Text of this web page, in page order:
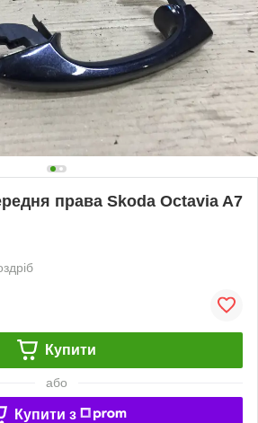
права Skoda Octavia A7
Купити
або
Купити з